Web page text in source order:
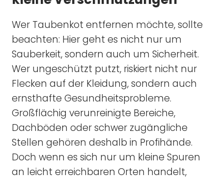
Wer Taubenkot entfernen möchte, sollte
beachten: Hier geht es nicht nur um
Sauberkeit, sondern auch um Sicherheit.
Wer ungeschützt putzt, riskiert nicht nur
Flecken auf der Kleidung, sondern auch
ernsthafte Gesundheitsprobleme.
Großflächig verunreinigte Bereiche,
Dachböden oder schwer zugängliche
Stellen gehören deshalb in Profihände.
Doch wenn es sich nur um kleine Spuren
an leicht erreichbaren Orten handelt,